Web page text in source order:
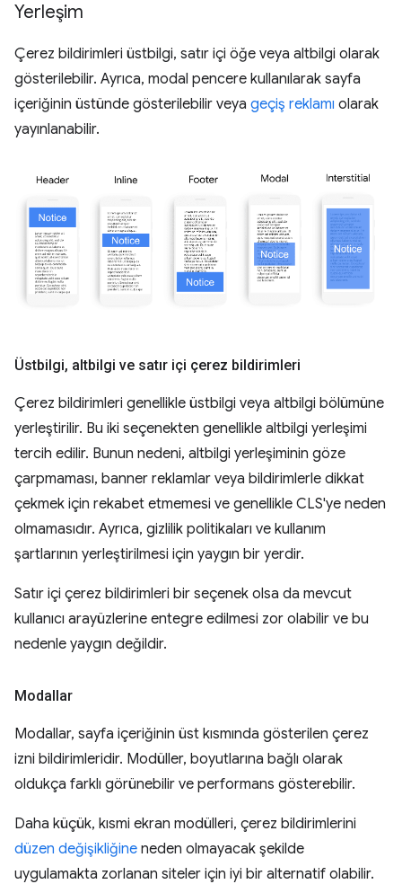
Yerleşim
Çerez bildirimleri üstbilgi, satır içi öğe veya altbilgi olarak
gösterilebilir. Ayrıca, modal pencere kullanılarak sayfa
içeriğinin üstünde gösterilebilir veya geçiş reklamı olarak
yayınlanabilir.
Üstbilgi, altbilgi ve satır içi çerez bildirimleri
Çerez bildirimleri genellikle üstbilgi veya altbilgi bölümüne
yerleştirilir. Bu iki seçenekten genellikle altbilgi yerleşimi
tercih edilir. Bunun nedeni, altbilgi yerleşiminin göze
çarpmaması, banner reklamlar veya bildirimlerle dikkat
çekmek için rekabet etmemesi ve genellikle CLS'ye neden
olmamasıdır. Ayrıca, gizlilik politikaları ve kullanım
şartlarının yerleştirilmesi için yaygın bir yerdir.
Satır içi çerez bildirimleri bir seçenek olsa da mevcut
kullanıcı arayüzlerine entegre edilmesi zor olabilir ve bu
nedenle yaygın değildir.
Modallar
Modallar, sayfa içeriğinin üst kısmında gösterilen çerez
izni bildirimleridir. Modüller, boyutlarına bağlı olarak
oldukça farklı görünebilir ve performans gösterebilir.
Daha küçük, kısmi ekran modülleri, çerez bildirimlerini
düzen değişikliğine neden olmayacak şekilde
uygulamakta zorlanan siteler için iyi bir alternatif olabilir.